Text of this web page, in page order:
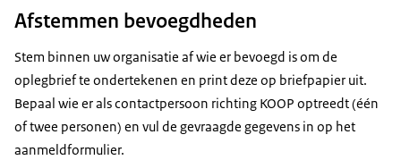
Afstemmen bevoegdheden
Stem binnen uw organisatie af wie er bevoegd is om de
oplegbrief te ondertekenen en print deze op briefpapier uit.
Bepaal wie er als contactpersoon richting KOOP optreedt (één
of twee personen) en vul de gevraagde gegevens in op het
aanmeldformulier.